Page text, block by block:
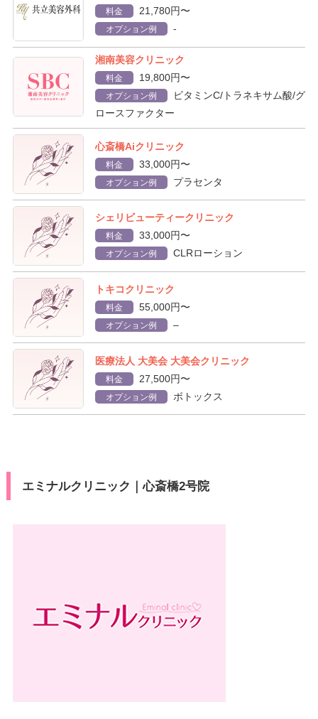
料金 21,780円〜
オプション例 -
湘南美容クリニック
料金 19,800円〜
オプション例
ビタミンC/トラネキサム酸/グ
ロースファクター
心斎橋Aiクリニック
料金 33,000円〜
オプション例 プラセンタ
シェリビューティークリニック
料金 33,000円〜
オプション例 CLRローション
トキコクリニック
料金 55,000円〜
オプション例 –
医療法人 大美会 大美会クリニック
料金 27,500円〜
オプション例 ボトックス
エミナルクリニック｜心斎橋2号院